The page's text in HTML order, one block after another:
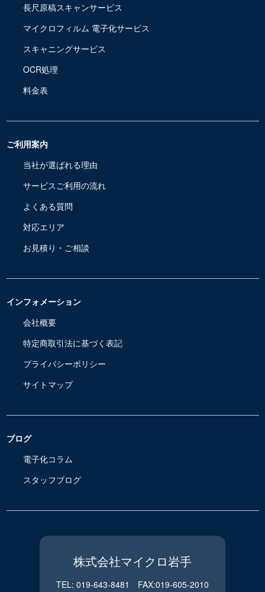
長尺原稿スキャンサービス
マイクロフィルム 電子化サービス
スキャニングサービス
OCR処理
料金表
ご利用案内
当社が選ばれる理由
サービスご利用の流れ
よくある質問
対応エリア
お見積り・ご相談
インフォメーション
会社概要
特定商取引法に基づく表記
プライバシーポリシー
サイトマップ
ブログ
電子化コラム
スタッフブログ
株式会社マイクロ岩手
TEL: 019-643-8481 FAX:019-605-2010